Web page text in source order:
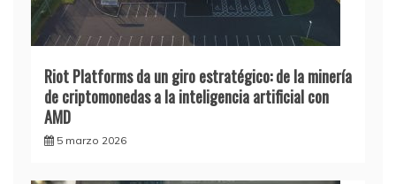
Riot Platforms da un giro estratégico: de la minería
de criptomonedas a la inteligencia artificial con
AMD
5 marzo 2026